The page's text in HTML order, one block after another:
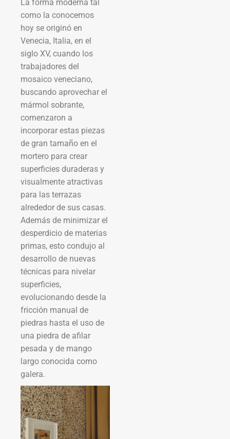
La forma moderna tal
como la conocemos
hoy se originó en
Venecia, Italia, en el
siglo XV, cuando los
trabajadores del
mosaico veneciano,
buscando aprovechar el
mármol sobrante,
comenzaron a
incorporar estas piezas
de gran tamaño en el
mortero para crear
superficies duraderas y
visualmente atractivas
para las terrazas
alrededor de sus casas.
Además de minimizar el
desperdicio de materias
primas, esto condujo al
desarrollo de nuevas
técnicas para nivelar
superficies,
evolucionando desde la
fricción manual de
piedras hasta el uso de
una piedra de afilar
pesada y de mango
largo conocida como
galera.